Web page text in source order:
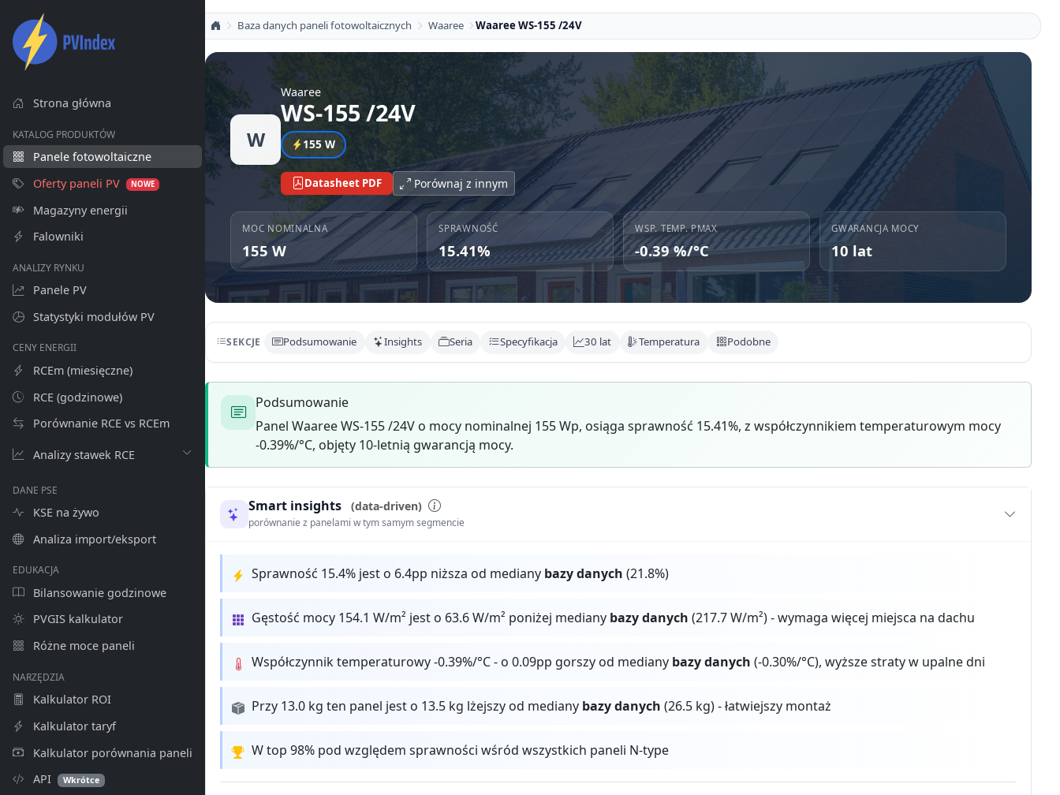
Strona główna
KATALOG PRODUKTÓW
Panele fotowoltaiczne
Oferty paneli PV
NOWE
Magazyny energii
Falowniki
ANALIZY RYNKU
Panele PV
Statystyki modułów PV
CENY ENERGII
RCEm (miesięczne)
RCE (godzinowe)
Porównanie RCE vs RCEm
Analizy stawek RCE
DANE PSE
KSE na żywo
Analiza import/eksport
EDUKACJA
Bilansowanie godzinowe
PVGIS kalkulator
Różne moce paneli
NARZĘDZIA
Kalkulator ROI
Kalkulator taryf
Kalkulator porównania paneli
API
Wkrótce
Baza danych paneli fotowoltaicznych Waaree Waaree WS-155 /24V
W
Waaree
WS-155 /24V
155 W
Datasheet PDF Porównaj z innym
MOC NOMINALNA
155 W
SPRAWNOŚĆ
15.41%
WSP. TEMP. PMAX
-0.39 %/°C
GWARANCJA MOCY
10 lat
SEKCJE Podsumowanie Insights Seria Specyfikacja 30 lat Temperatura Podobne
Podsumowanie
Panel Waaree WS-155 /24V o mocy nominalnej 155 Wp, osiąga sprawność 15.41%, z współczynnikiem temperaturowym mocy
-0.39%/°C, objęty 10-letnią gwarancją mocy.
Smart insights (data-driven)
porównanie z panelami w tym samym segmencie
Sprawność 15.4% jest o 6.4pp niższa od mediany bazy danych (21.8%)
Gęstość mocy 154.1 W/m² jest o 63.6 W/m² poniżej mediany bazy danych (217.7 W/m²) - wymaga więcej miejsca na dachu
Współczynnik temperaturowy -0.39%/°C - o 0.09pp gorszy od mediany bazy danych (-0.30%/°C), wyższe straty w upalne dni
Przy 13.0 kg ten panel jest o 13.5 kg lżejszy od mediany bazy danych (26.5 kg) - łatwiejszy montaż
W top 98% pod względem sprawności wśród wszystkich paneli N-type